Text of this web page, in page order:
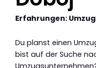
Erfahrungen:
Du planst einen
bist auf der Suche